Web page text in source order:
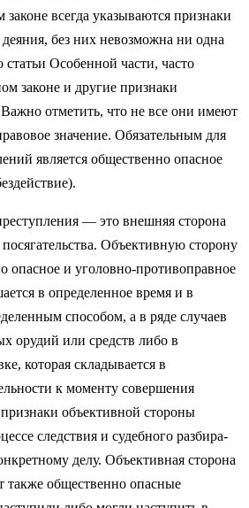
всегда указываются признаки
без них невозможна ни одна
Особенной части, часто
законе и другие признаки
отметить, что не все они имеют
значение. Обязательным для
является общественно опасное
— это внешняя сторона
Объективную сторону
опасное и уголовно-противоправное
в определенное время и в
способом, а в ряде случаев
орудий или средств либо в
которая складывается в
к моменту совершения
объективной сторо­ны
следствия и судебного разбира­
делу. Объективная сторона
также общественно опасные